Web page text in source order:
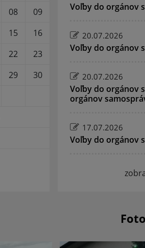
08
09
15
16
22
23
29
30
Voľby do orgánov
20.07.2026
Voľby do orgánov
20.07.2026
Voľby do orgánov
orgánov
17.07.2026
Voľby do orgánov